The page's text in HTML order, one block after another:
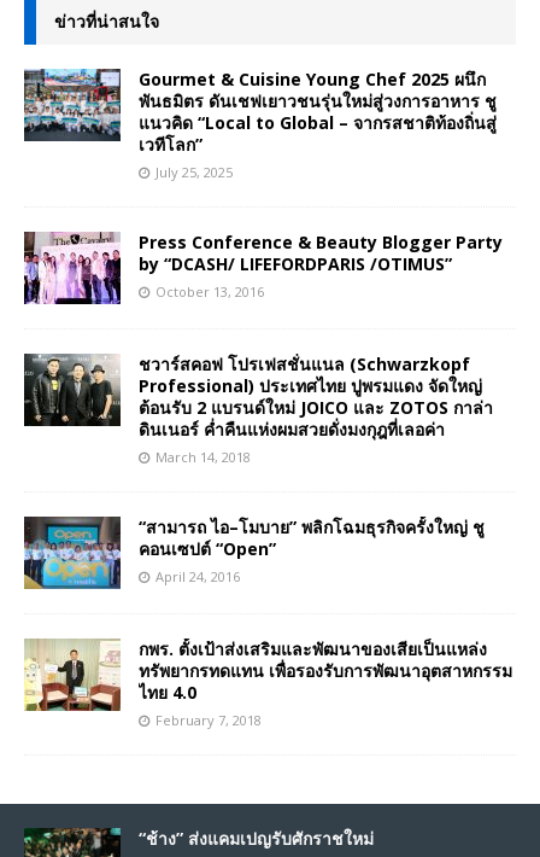
ข่าวที่น่าสนใจ
Gourmet & Cuisine Young Chef 2025 ผนึก
พันธมิตร ดันเชฟเยาวชนรุ่นใหม่สู่วงการอาหาร ชู
แนวคิด “Local to Global – จากรสชาติท้องถิ่นสู่
เวทีโลก”
July 25, 2025
Press Conference & Beauty Blogger Party
by “DCASH/ LIFEFORDPARIS /OTIMUS”
October 13, 2016
ชวาร์สคอฟ โปรเฟสชั่นแนล (Schwarzkopf
Professional) ประเทศไทย ปูพรมแดง จัดใหญ่
ต้อนรับ 2 แบรนด์ใหม่ JOICO และ ZOTOS กาล่า
ดินเนอร์ ค่ำคืนแห่งผมสวยดั่งมงกุฎที่เลอค่า
March 14, 2018
“สามารถ ไอ–โมบาย” พลิกโฉมธุรกิจครั้งใหญ่ ชู
คอนเซปต์ “Open”
April 24, 2016
กพร. ตั้งเป้าส่งเสริมและพัฒนาของเสียเป็นแหล่ง
ทรัพยากรทดแทน เพื่อรองรับการพัฒนาอุตสาหกรรม
ไทย 4.0
February 7, 2018
“ช้าง” ส่งแคมเปญรับศักราชใหม่